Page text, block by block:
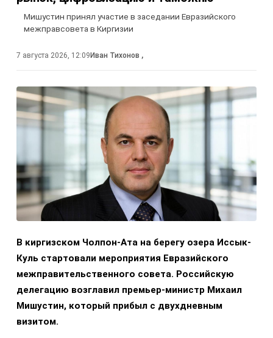
Мишустин принял участие в заседании Евразийского
межправсовета в Киргизии
7 августа 2026, 12:09Иван Тихонов ,
В киргизском Чолпон-Ата на берегу озера Иссык-
Куль стартовали мероприятия Евразийского
межправительственного совета. Российскую
делегацию возглавил премьер-министр Михаил
Мишустин, который прибыл с двухдневным
визитом.